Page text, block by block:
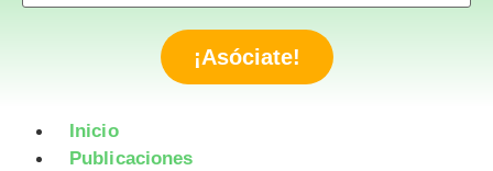
¡Asóciate!
Inicio
Publicaciones